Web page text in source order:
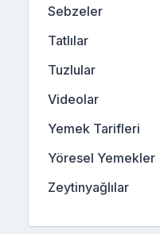
Sebzeler
Tatlılar
Tuzlular
Videolar
Yemek Tarifleri
Yöresel Yemekler
Zeytinyağlılar